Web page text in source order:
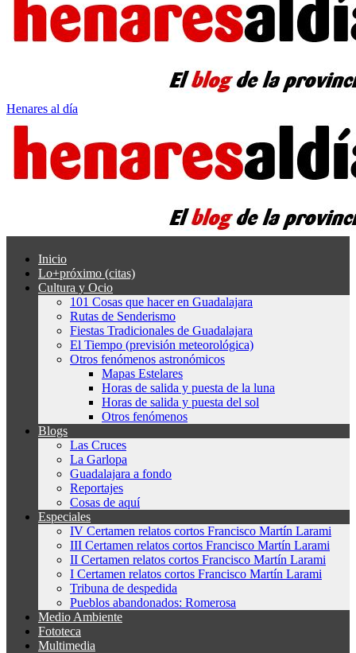
Henares al día
Inicio
Lo+próximo (citas)
Cultura y Ocio
101 Cosas que hacer en Guadalajara
Rutas de Senderismo
Fiestas Tradicionales de Guadalajara
El Tiempo (previsión meteorológica)
Otros fenómenos astronómicos
Mapas Estelares
Horas de salida y puesta de la luna
Horas de salida y puesta del sol
Otros fenómenos
Blogs
Las Cruces
La Garlopa
Guadalajara a fondo
Reportajes
Cosas de aquí
Especiales
IV Certamen relatos cortos Francisco Martín Larami
III Certamen relatos cortos Francisco Martín Larami
II Certamen relatos cortos Francisco Martín Larami
I Certamen relatos cortos Francisco Martín Larami
Tribuna de despedida
Pueblos abandonados: Romerosa
Medio Ambiente
Fototeca
Multimedia